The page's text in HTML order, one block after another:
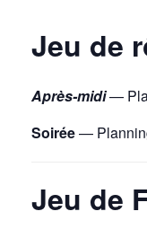
Jeu de
Après-midi—
Soirée—
Jeu de